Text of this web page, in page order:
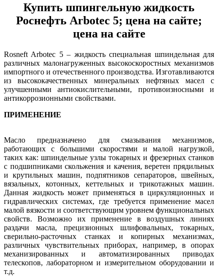
Купить шпингельную жидкость
Роснефть Arbotec 5; цена на сайте;
цена на сайте
Rosneft Arbotec 5 – жидкость специальная шпиндельная для
различных малонагруженных высокоскоростных механизмов
импортного и отечественного производства. Изготавливаются
из высококачественных минеральных нефтяных масел с
улучшенными антиокислительными, противоизносными и
антикоррозионными свойствами.
ПРИМЕНЕНИЕ
Масло предназначено для смазывания механизмов,
работающих с большими скоростями и малой нагрузкой,
таких как: шпиндельные узлы токарных и фрезерных станков
с подшипниками скольжения и качения, веретен прядильных
и крутильных машин, подпятников сепараторов, швейных,
вязальных, котонных, кеттельных и трикотажных машин.
Данная жидкость может применяться в циркуляционных и
гидравлических системах, где требуется применение масел
малой вязкости и соответствующим уровнем функциональных
свойств. Возможно их применение в воздушных линиях
раздачи масла, прецизионных шлифовальных, токарных,
сверильно-расточных станках и копирных механизмах,
различных чувствительных приборах, например, в опорах
механизированных и автоматизированных приводах
телескопов, лабораторном и измерительном оборудовании и
т.д.